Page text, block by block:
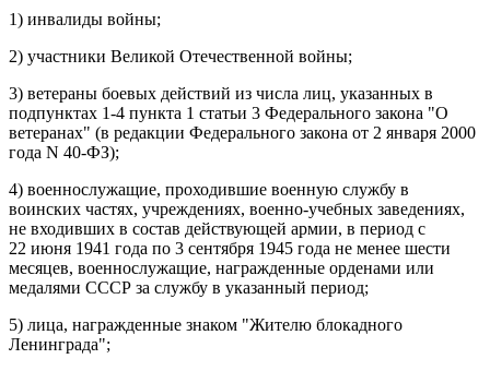
1) инвалиды войны;
2) участники Великой Отечественной войны;
3) ветераны боевых действий из числа лиц, указанных в
подпунктах 1-4 пункта 1 статьи 3 Федерального закона "О
ветеранах" (в редакции Федерального закона от 2 января 2000
года N 40-ФЗ);
4) военнослужащие, проходившие военную службу в
воинских частях, учреждениях, военно-учебных заведениях,
не входивших в состав действующей армии, в период с
22 июня 1941 года по 3 сентября 1945 года не менее шести
месяцев, военнослужащие, награжденные орденами или
медалями СССР за службу в указанный период;
5) лица, награжденные знаком "Жителю блокадного
Ленинграда";